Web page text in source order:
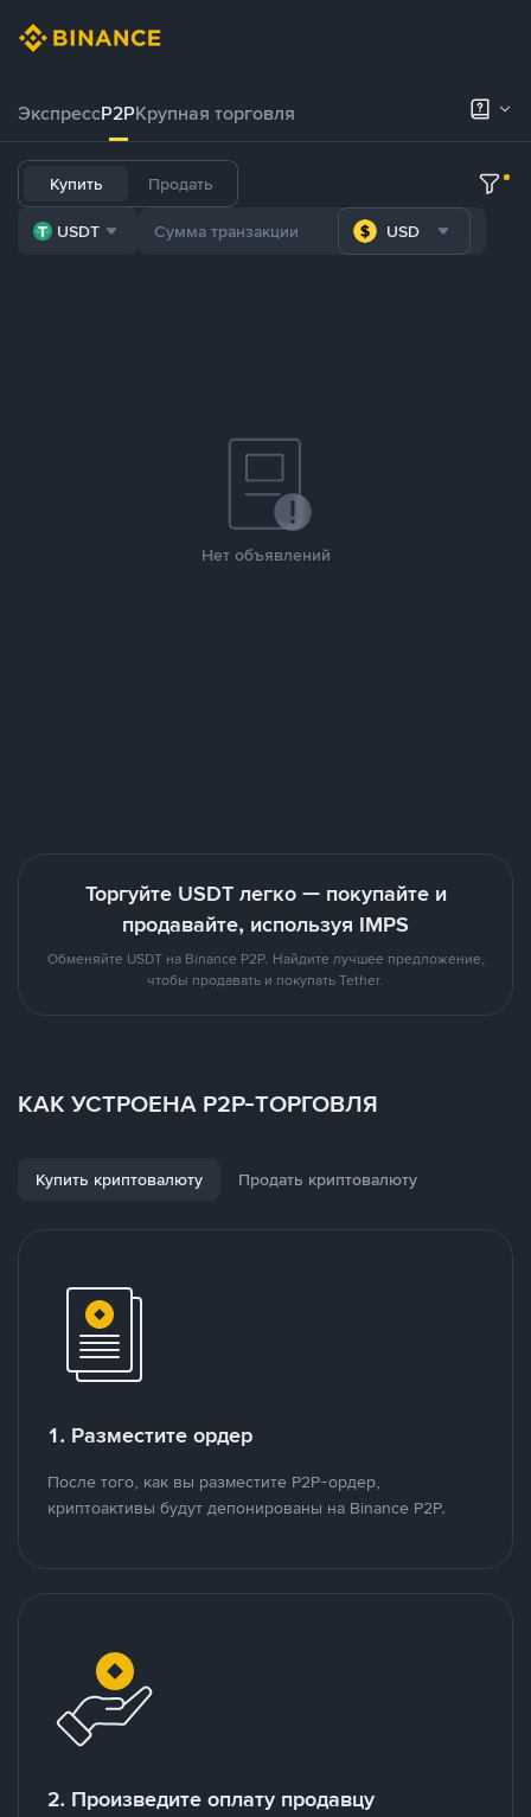
ЭкспрессP2PКрупная торговля
Купить Продать
USDT USD
Нет объявлений
Торгуйте USDT легко — покупайте и
продавайте, используя IMPS
Обменяйте USDT на Binance P2P. Найдите лучшее предложение,
чтобы продавать и покупать Tether.
КАК УСТРОЕНА P2P-ТОРГОВЛЯ
Купить криптовалюту Продать криптовалюту
1. Разместите ордер
После того, как вы разместите P2P-ордер,
криптоактивы будут депонированы на Binance P2P.
2. Произведите оплату продавцу